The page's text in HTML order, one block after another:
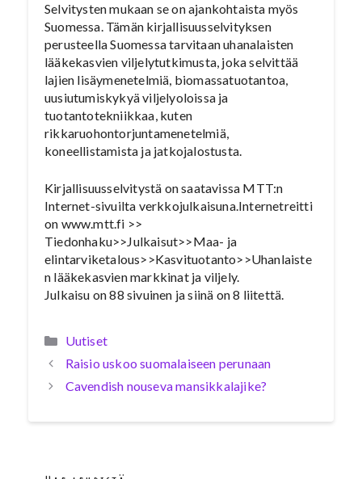
Selvitysten mukaan se on ajankohtaista myös
Suomessa. Tämän kirjallisuusselvityksen
perusteella Suomessa tarvitaan uhanalaisten
lääkekasvien viljelytutkimusta, joka selvittää
lajien lisäymenetelmiä, biomassatuotantoa,
uusiutumiskykyä viljelyoloissa ja
tuotantotekniikkaa, kuten
rikkaruohontorjuntamenetelmiä,
koneellistamista ja jatkojalostusta.
Kirjallisuusselvitystä on saatavissa MTT:n
Internet-sivuilta verkkojulkaisuna.Internetreitti
on www.mtt.fi >>
Tiedonhaku>>Julkaisut>>Maa- ja
elintarviketalous>>Kasvituotanto>>Uhanlaiste
n lääkekasvien markkinat ja viljely.
Julkaisu on 88 sivuinen ja siinä on 8 liitettä.
Kategoriat
Uutiset
Raisio uskoo suomalaiseen perunaan
Cavendish nouseva mansikkalajike?